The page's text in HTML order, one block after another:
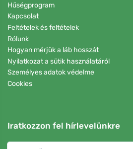
Hűségprogram
Kapcsolat
Feltételek és feltételek
Rólunk
Hogyan mérjük a láb hosszát
Nyilatkozat a sütik használatáról
Személyes adatok védelme
Cookies
Iratkozzon fel hírlevelünkre